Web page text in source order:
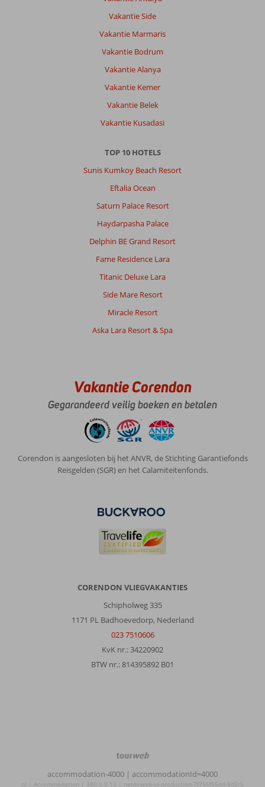
Vakantie Side
Vakantie Marmaris
Vakantie Bodrum
Vakantie Alanya
Vakantie Kemer
Vakantie Belek
Vakantie Kusadasi
TOP 10 HOTELS
Sunis Kumkoy Beach Resort
Eftalia Ocean
Saturn Palace Resort
Haydarpasha Palace
Delphin BE Grand Resort
Fame Residence Lara
Titanic Deluxe Lara
Side Mare Resort
Miracle Resort
Aska Lara Resort & Spa
Vakantie Corendon
Gegarandeerd veilig boeken en betalen
Corendon is aangesloten bij het ANVR, de Stichting Garantiefonds
Reisgelden (SGR) en het Calamiteitenfonds.
CORENDON VLIEGVAKANTIES
Schipholweg 335
1171 PL Badhoevedorp, Nederland
023 7510606
KvK nr.: 34220902
BTW nr.: 814395892 B01
TourWeb
NetMatch
accommodation-4000 | accommodationId=4000
nl | Accommodation | 380.0.0.13 | netm-web-ui-production-7f756f55dd-8d2r5